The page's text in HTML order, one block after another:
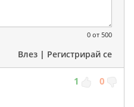
0 от 500
Влез | Регистрирай се
1 0